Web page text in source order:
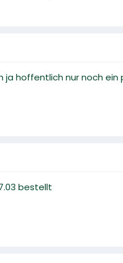
ja hoffentlich nur noch
bestellt